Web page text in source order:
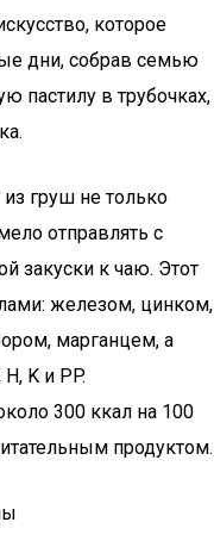
которое
дни, собрав семью
пастилу в трубочках,
груш не только
отправлять с
закуски к чаю. Этот
железом, цинком,
марганцем, а
K и PP.
300 ккал на 100
продуктом.